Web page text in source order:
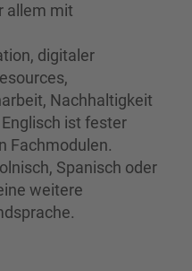
allem mit
digitaler
Nachhaltigkeit
ist fester
Fachmodulen.
Spanisch oder
weitere